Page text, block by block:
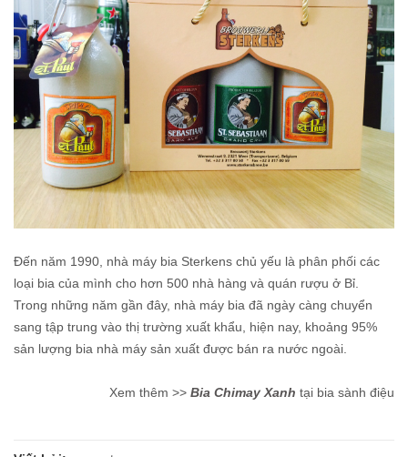
Đến năm 1990, nhà máy bia Sterkens chủ yếu là phân phối các
loại bia của mình cho hơn 500 nhà hàng và quán rượu ở Bỉ.
Trong những năm gần đây, nhà máy bia đã ngày càng chuyển
sang tập trung vào thị trường xuất khẩu, hiện nay, khoảng 95%
sản lượng bia nhà máy sản xuất được bán ra nước ngoài.
Xem thêm >> Bia Chimay Xanh tại bia sành điệu